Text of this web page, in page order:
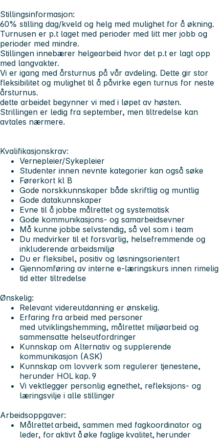
Stillingsinformasjon:
60% stilling dag/kveld og helg med mulighet for å økning.
Turnusen er p.t laget med perioder med litt mer jobb og
perioder med mindre.
Stillingen innebærer helgearbeid hvor det p.t er lagt opp
med langvakter.
Vi er igang med årsturnus på vår avdeling. Dette gir stor
fleksibilitet og mulighet til å påvirke egen turnus for neste
årsturnus.
dette arbeidet begynner vi med i løpet av høsten.
Strillingen er ledig fra september, men tiltredelse kan
avtales nærmere.
Kvalifikasjonskrav:
Vernepleier/Sykepleier
Studenter innen nevnte kategorier kan også søke
Førerkort kl B
Gode norskkunnskaper både skriftlig og muntlig
Gode datakunnskaper
Evne til å jobbe målrettet og systematisk
Gode kommunikasjons- og samarbeidsevner
Må kunne jobbe selvstendig, så vel som i team
Du medvirker til et forsvarlig, helsefremmende og
inkluderende arbeidsmiljø
Du er fleksibel, positiv og løsningsorientert
Gjennomføring av interne e-læringskurs innen rimelig
tid etter tiltredelse
Ønskelig:
Relevant videreutdanning er ønskelig.
Erfaring fra arbeid med personer
med utviklingshemming, målrettet miljøarbeid og
sammensatte helseutfordringer
Kunnskap om Alternativ og supplerende
kommunikasjon (ASK)
Kunnskap om lovverk som regulerer tjenestene,
herunder HOL kap. 9
Vi vektlegger personlig egnethet, refleksjons- og
læringsvilje i alle stillinger
Arbeidsoppgaver:
Målrettet arbeid, sammen med fagkoordinator og
leder, for aktivt å øke faglige kvalitet, herunder